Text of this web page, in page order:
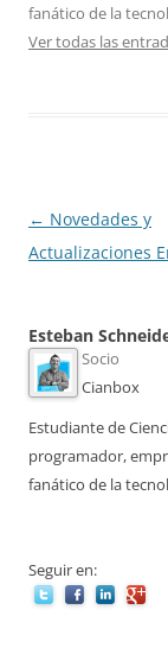
fanático de la
Ver todas las
Navegación
de
← Novedades y
Actualizaciones
Esteban
Socio
Cianbox
Estudiante de
programador,
fanático de la
Seguir en: